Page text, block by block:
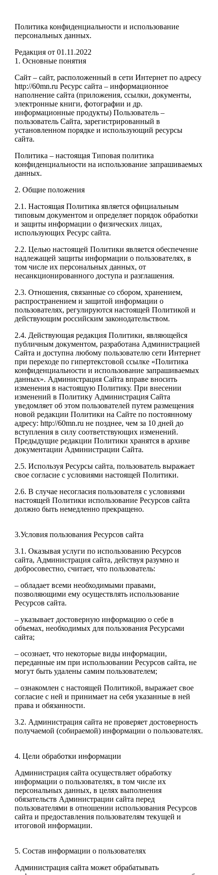
Политика конфиденциальности и использование
персональных данных.
Редакция от 01.11.2022
1. Основные понятия
Сайт – сайт, расположенный в сети Интернет по адресу
http://60mn.ru Ресурс сайта – информационное
наполнение сайта (приложения, ссылки, документы,
электронные книги, фотографии и др.
информационные продукты) Пользователь –
пользователь Сайта, зарегистрированный в
установленном порядке и использующий ресурсы
сайта.
Политика – настоящая Типовая политика
конфиденциальности на использование запрашиваемых
данных.
2. Общие положения
2.1. Настоящая Политика является официальным
типовым документом и определяет порядок обработки
и защиты информации о физических лицах,
использующих Ресурс сайта.
2.2. Целью настоящей Политики является обеспечение
надлежащей защиты информации о пользователях, в
том числе их персональных данных, от
несанкционированного доступа и разглашения.
2.3. Отношения, связанные со сбором, хранением,
распространением и защитой информации о
пользователях, регулируются настоящей Политикой и
действующим российским законодательством.
2.4. Действующая редакция Политики, являющейся
публичным документом, разработана Администрацией
Сайта и доступна любому пользователю сети Интернет
при переходе по гипертекстовой ссылке «Политика
конфиденциальности и использование запрашиваемых
данных». Администрация Сайта вправе вносить
изменения в настоящую Политику. При внесении
изменений в Политику Администрация Сайта
уведомляет об этом пользователей путем размещения
новой редакции Политики на Сайте по постоянному
адресу: http://60mn.ru не позднее, чем за 10 дней до
вступления в силу соответствующих изменений.
Предыдущие редакции Политики хранятся в архиве
документации Администрации Сайта.
2.5. Используя Ресурсы сайта, пользователь выражает
свое согласие с условиями настоящей Политики.
2.6. В случае несогласия пользователя с условиями
настоящей Политики использование Ресурсов сайта
должно быть немедленно прекращено.
3.Условия пользования Ресурсов сайта
3.1. Оказывая услуги по использованию Ресурсов
сайта, Администрация сайта, действуя разумно и
добросовестно, считает, что пользователь:
– обладает всеми необходимыми правами,
позволяющими ему осуществлять использование
Ресурсов сайта.
– указывает достоверную информацию о себе в
объемах, необходимых для пользования Ресурсами
сайта;
– осознает, что некоторые виды информации,
переданные им при использовании Ресурсов сайта, не
могут быть удалены самим пользователем;
– ознакомлен с настоящей Политикой, выражает свое
согласие с ней и принимает на себя указанные в ней
права и обязанности.
3.2. Администрация сайта не проверяет достоверность
получаемой (собираемой) информации о пользователях.
4. Цели обработки информации
Администрация сайта осуществляет обработку
информации о пользователях, в том числе их
персональных данных, в целях выполнения
обязательств Администрации сайта перед
пользователями в отношении использования Ресурсов
сайта и предоставления пользователям текущей и
итоговой информации.
5. Состав информации о пользователях
Администрация сайта может обрабатывать